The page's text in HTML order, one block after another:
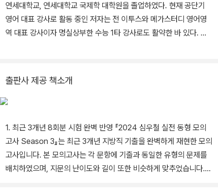
연세대학교, 연세대학교 국제학 대학원을 졸업하였다. 현재 공단기
영어 대표 강사로 활동 중인 저자는 전 이투스와 메가스터디 영어영
역 대표 강사이자 명실상부한 수능 1타 강사로도 활약한 바 있다. 또
저서와 독해의 7법칙, 명품 보카, 심슨 리딩스킬 등의 수능 저서 다수
가 있다.
출판사 제공 책소개
1. 최근 3개년 8회분 시험 완벽 반영 『2024 심우철 실전 동형 모의
고사 Season 3』는 최근 3개년 지방직 기출을 완벽하게 재현한 모의
고사입니다. 본 모의고사는 각 문항에 기출과 동일한 유형의 문제를
배치하였으며, 지문의 난이도와 길이 또한 비슷하게 맞추었습니다.